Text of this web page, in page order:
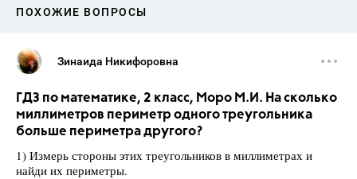
ПОХОЖИЕ ВОПРОСЫ
Зинаида Никифоровна
ГДЗ по математике, 2 класс, Моро М.И. На сколько
миллиметров периметр одного треугольника
больше периметра другого?
1) Измерь стороны этих треугольников в миллиметрах и
найди их периметры.